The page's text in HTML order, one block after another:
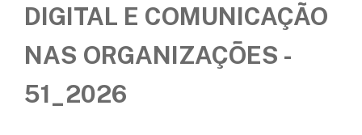
DIGITAL E COMUNICAÇÃO
NAS ORGANIZAÇÕES -
51_2026